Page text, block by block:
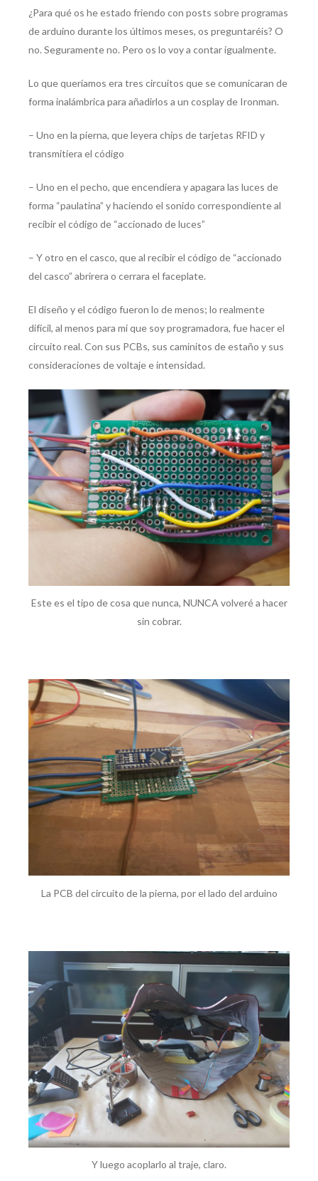
¿Para qué os he estado friendo con posts sobre programas
de arduino durante los últimos meses, os preguntaréis? O
no. Seguramente no. Pero os lo voy a contar igualmente.
Lo que queríamos era tres circuitos que se comunicaran de
forma inalámbrica para añadirlos a un cosplay de Ironman.
– Uno en la pierna, que leyera chips de tarjetas RFID y
transmitiera el código
– Uno en el pecho, que encendiera y apagara las luces de
forma “paulatina” y haciendo el sonido correspondiente al
recibir el código de “accionado de luces”
– Y otro en el casco, que al recibir el código de “accionado
del casco” abrirera o cerrara el faceplate.
El diseño y el código fueron lo de menos; lo realmente
difícil, al menos para mi que soy programadora, fue hacer el
circuito real. Con sus PCBs, sus caminitos de estaño y sus
consideraciones de voltaje e intensidad.
Este es el tipo de cosa que nunca, NUNCA volveré a hacer
sin cobrar.
La PCB del circuito de la pierna, por el lado del arduino
Y luego acoplarlo al traje, claro.